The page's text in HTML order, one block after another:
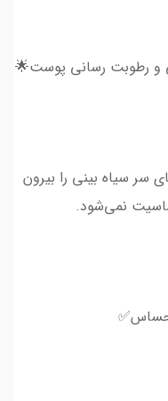
سیاه بینی را بیرون
نمی‌شود.